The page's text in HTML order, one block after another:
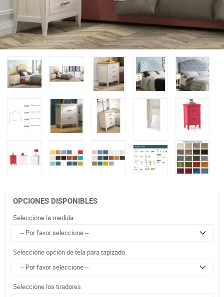
OPCIONES DISPONIBLES
Seleccione la medida
Seleccione opción de tela para tapizado
Seleccione los tiradores